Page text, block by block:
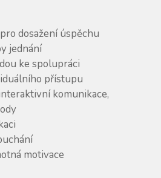
dosažení úspěchu
jednání
ke spolupráci
přístupu
komunikace,
motivace